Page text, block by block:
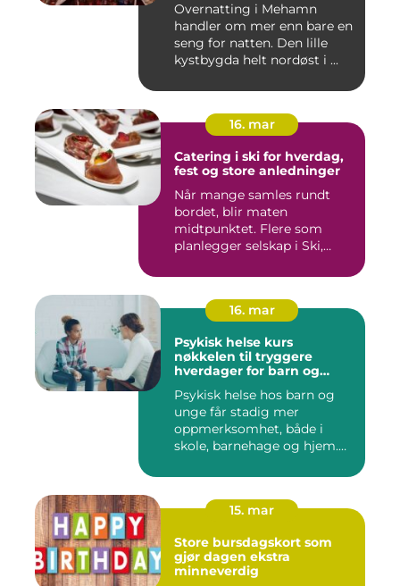
Overnatting i Mehamn
handler om mer enn bare en
seng for natten. Den lille
kystbygda helt nordøst i ...
16. mar
Catering i ski for hverdag,
fest og store anledninger
Når mange samles rundt
bordet, blir maten
midtpunktet. Flere som
planlegger selskap i Ski,
16. mar
Psykisk helse kurs
nøkkelen til tryggere
hverdager for barn og
Psykisk helse hos barn og
unge får stadig mer
oppmerksomhet, både i
skole, barnehage og hjem.
15. mar
Store bursdagskort som
gjør dagen ekstra
minneverdig